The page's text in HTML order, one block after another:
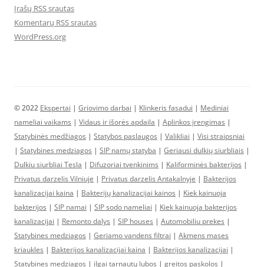
Įrašų RSS srautas
Komentarų RSS srautas
WordPress.org
© 2022 Ekspertai | Griovimo darbai | Klinkeris fasadui | Mediniai
nameliai vaikams | Vidaus ir išorės apdaila | Aplinkos įrengimas |
Statybinės medžiagos | Statybos paslaugos | Valikliai | Visi straipsniai
| Statybines medziagos | SIP namų statyba | Geriausi dulkių siurbliais |
Dulkiu siurbliai Tesla | Difuzoriai tvenkinims | Kaliforminės bakterijos |
Privatus darzelis Vilniuje | Privatus darzelis Antakalnyje | Bakterijos
kanalizacijai kaina | Bakterijų kanalizacijai kainos | Kiek kainuoja
bakterijos | SIP namai | SIP sodo nameliai | Kiek kainuoja bakterijos
kanalizacijai | Remonto dalys | SIP houses | Automobiliu prekes |
Statybines medziagos | Geriamo vandens filtrai | Akmens mases
kriaukles | Bakterijos kanalizacijai kaina | Bakterijos kanalizacijai |
Statybines medziagos | ilgai tarnautų lubos | greitos paskolos |